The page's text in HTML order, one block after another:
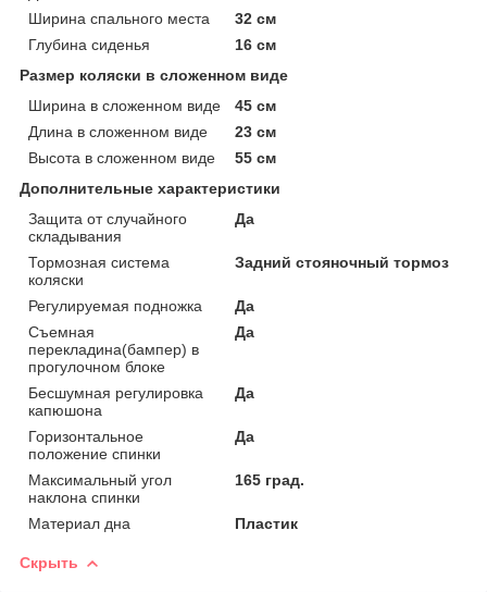
Ширина спального места
32 см
Глубина сиденья
16 см
Размер коляски в сложенном виде
Ширина в сложенном виде
45 см
Длина в сложенном виде
23 см
Высота в сложенном виде
55 см
Дополнительные характеристики
Защита от случайного
складывания
Да
Тормозная система
коляски
Задний стояночный тормоз
Регулируемая подножка
Да
Съемная
перекладина(бампер) в
прогулочном блоке
Да
Бесшумная регулировка
капюшона
Да
Горизонтальное
положение спинки
Да
Максимальный угол
наклона спинки
165 град.
Материал дна Пластик
Скрыть